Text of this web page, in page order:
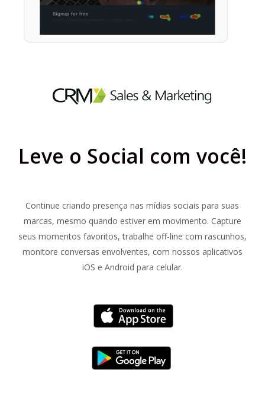
Leve o Social com você!
Continue criando presença nas mídias sociais para suas
marcas, mesmo quando estiver em movimento. Capture
seus momentos favoritos, trabalhe off-line com rascunhos,
monitore conversas envolventes, com nossos aplicativos
iOS e Android para celular.